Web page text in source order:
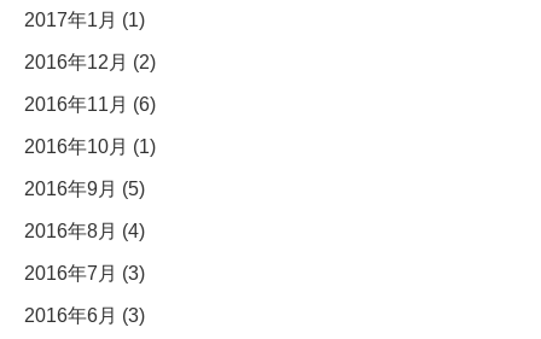
2017年1月 (1)
2016年12月 (2)
2016年11月 (6)
2016年10月 (1)
2016年9月 (5)
2016年8月 (4)
2016年7月 (3)
2016年6月 (3)